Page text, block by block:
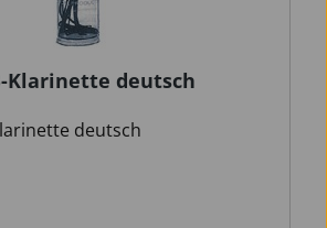
Klarinette deutsch
deutsch